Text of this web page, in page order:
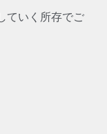
ていく所存でご